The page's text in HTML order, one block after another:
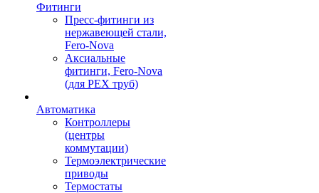
Фитинги
Пресс-фитинги из
нержавеющей стали,
Fero-Nova
Аксиальные
фитинги, Fero-Nova
(для PEX труб)
Автоматика
Контроллеры
(центры
коммутации)
Термоэлектрические
приводы
Термостаты